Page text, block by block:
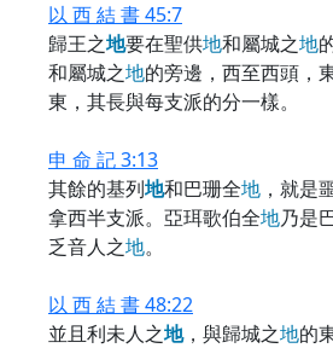
以 西 結 書 45:7
歸王之地要在聖供地和屬城之地
和屬城之地的旁邊，西至西頭，
東，其長與每支派的分一樣。
申 命 記 3:13
其餘的基列地和巴珊全地 ，就是
拿西半支派。亞珥歌伯全地乃是
乏音人之地。
以 西 結 書 48:22
並且利未人之地，與歸城之地的